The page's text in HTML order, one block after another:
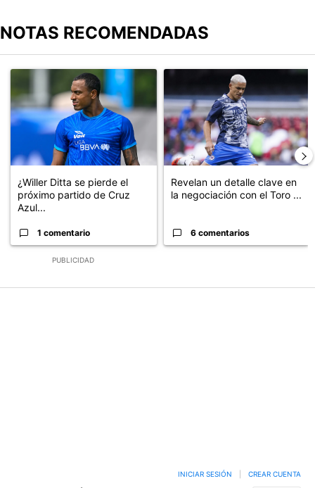
NOTAS RECOMENDADAS
PUBLICIDAD
Un artículo de tendencia con el título "¿Willer Ditta se pierde el
¿Willer Ditta se pierde el
próximo partido de Cruz
Azul...
1 comentario
Un artículo de tendencia con
Revelan un detalle clave en
la negociación con el Toro ...
6 comentarios
INICIAR SESIÓN CREAR CUENTA